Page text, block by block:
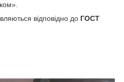
відповідно до ГОСТ